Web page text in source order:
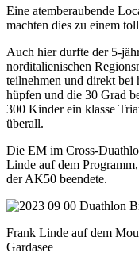
Eine atemberaubende
machten dies zu einem
Auch hier durfte der 5-
norditalienischen
teilnehmen und direkt bei
hüpfen und die 30 Grad
300 Kinder ein klasse
überall.
Die EM im Cross-
Linde auf dem
der AK50 beendete.
Frank Linde auf dem
Gardasee